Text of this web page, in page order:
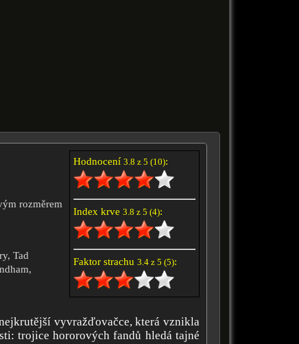
Hodnocení 3.8 z 5 (10):
Index krve 3.8 z 5 (4):
Faktor strachu 3.4 z 5 (5):
rozměrem
Tad
vyvražďovačce, která vznikla
trojice hororových fandů hledá tajné